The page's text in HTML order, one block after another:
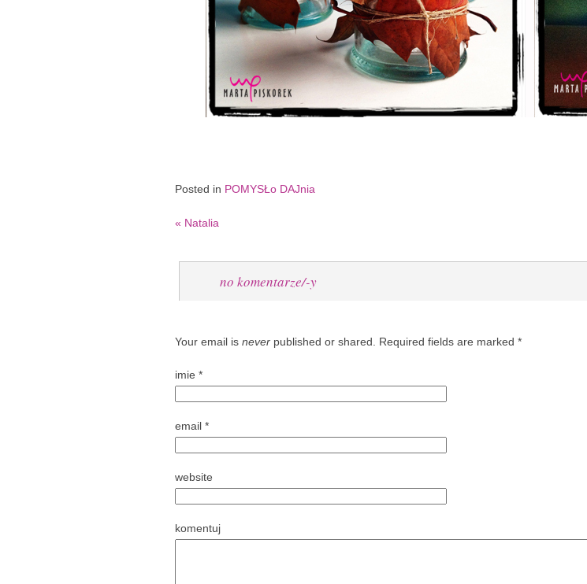
Posted in POMYSŁo DAJnia
« Natalia
no komentarze/-y
Your email is never published or shared. Required fields are marked *
imie *
email *
website
komentuj